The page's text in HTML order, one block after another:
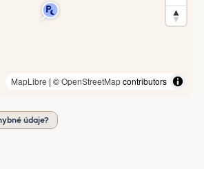
MapLibre | ©OpenStreetMapcontributors
údaje?